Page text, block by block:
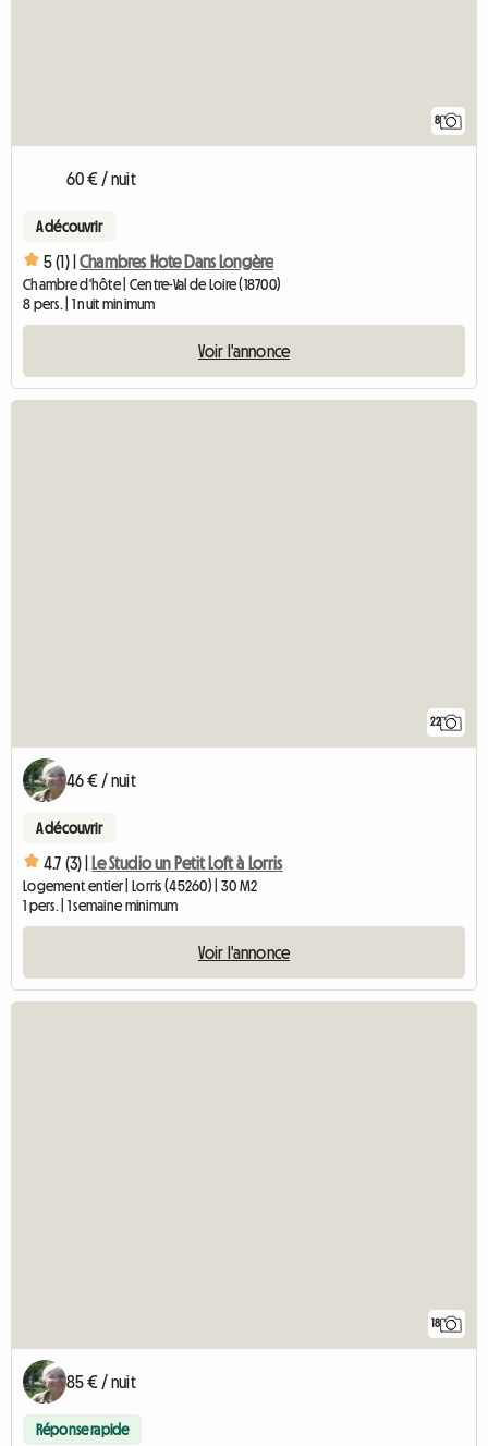
8
60 € / nuit
A découvrir
5 (1) | Chambres Hote Dans Longère
Chambre d'hôte | Centre-Val de Loire (18700)
8 pers. | 1 nuit minimum
Voir l'annonce
22
46 € / nuit
A découvrir
4.7 (3) | Le Studio un Petit Loft à Lorris
Logement entier | Lorris (45260) | 30 M2
1 pers. | 1 semaine minimum
Voir l'annonce
18
85 € / nuit
Réponse rapide